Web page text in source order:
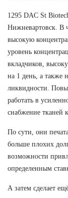
1295 DAC St
Нижневартовск. В
высокую
уровень
вкладчиков,
на 1 день, а также
ликвидности.
работать в
снабжение тканей
По сути, они
больше плохих
возможности
определенным
А затем сделает